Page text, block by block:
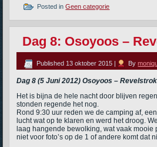
Posted in Geen categorie
Dag 8: Osoyoos –
Published 13 oktober 2015 | By
Dag 8 (5 Juni 2012) Osoyoos –
Het is bijna de hele nacht door blijven
stonden regende het nog.
Rond 9:30 uur reden we de camping af,
lucht wat op te klaren en werd het droog.
laag hangende bewolking, wat vaak
niet voor foto’s op de 1 of andere komt dat